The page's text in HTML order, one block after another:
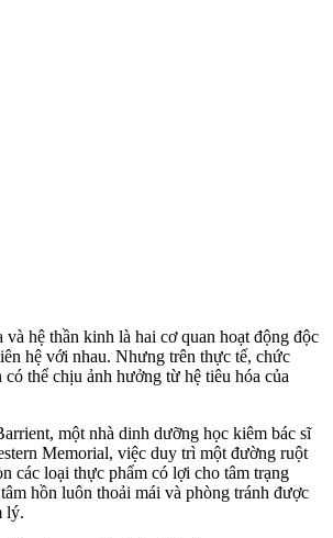
và hệ thần kinh là hai cơ quan hoạt động độc
hệ với nhau. Nhưng trên thực tế, chức
có thể chịu ảnh hưởng từ hệ tiêu hóa của
một nhà dinh dưỡng học kiêm bác sĩ
Memorial, việc duy trì một đường ruột
các loại thực phẩm có lợi cho tâm trạng
hồn luôn thoải mái và phòng tránh được
lý.